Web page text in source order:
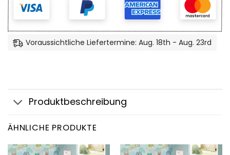
Voraussichtliche Liefertermine: Aug. 18th - Aug. 23rd
Produktbeschreibung
ÄHNLICHE PRODUKTE